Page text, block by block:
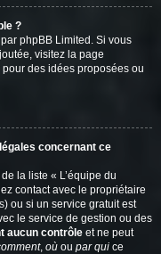
?
phpBB Limited. Si vous
visitez la page
des idées proposées ou
concernant ce
la liste « L’équipe du
contact avec le propriétaire
) ou si un service gratuit est
le service de gestion ou des
aucun contrôle et ne peut
, où ou par qui ce